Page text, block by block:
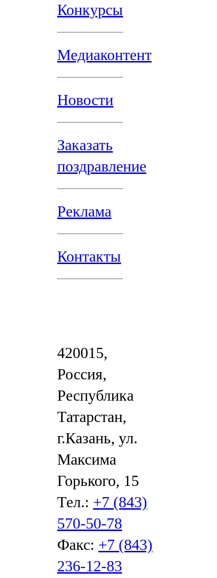
Конкурсы
Медиаконтент
Новости
Заказать
поздравление
Реклама
Контакты
420015,
Россия,
Республика
Татарстан,
г.Казань, ул.
Максима
Горького, 15
Тел.: +7 (843)
570-50-78
Факс: +7 (843)
236-12-83